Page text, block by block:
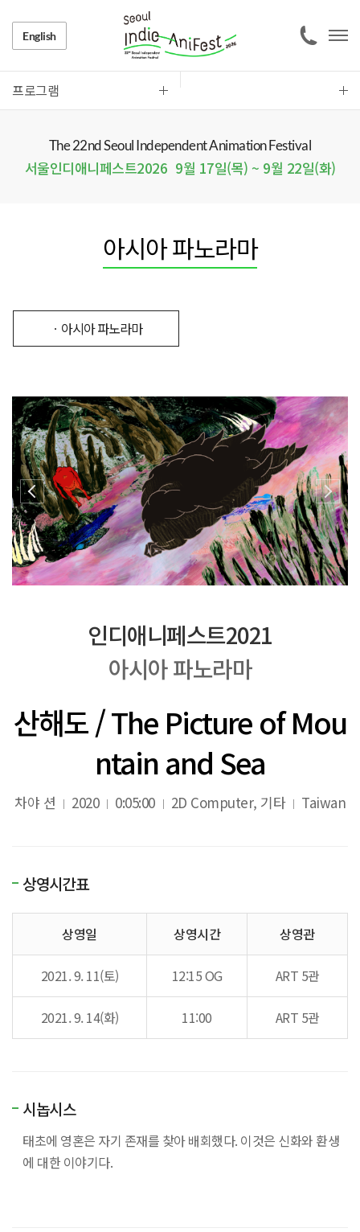
English
프로그램
The 22nd Seoul Independent Animation Festival
서울인디애니페스트2026 9월 17일(목) ~ 9월 22일(화)
아시아 파노라마
ㆍ아시아 파노라마
인디애니페스트2021
아시아 파노라마
산해도 / The Picture of Mou
ntain and Sea
차야 션 2020 0:05:00 2D Computer, 기타 Taiwan
상영시간표
상영일 상영시간 상영관
2021. 9. 11(토) 12:15 OG ART 5관
2021. 9. 14(화) 11:00 ART 5관
시놉시스
태초에 영혼은 자기 존재를 찾아 배회했다. 이것은 신화와 환생
에 대한 이야기다.